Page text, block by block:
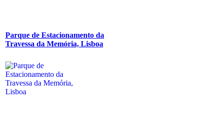
Parque de Estacionamento da
Travessa da Memória, Lisboa